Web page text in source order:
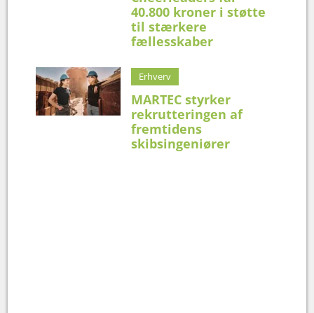
40.800 kroner i støtte
til stærkere
fællesskaber
Erhverv
MARTEC styrker
rekrutteringen af
fremtidens
skibsingeniører